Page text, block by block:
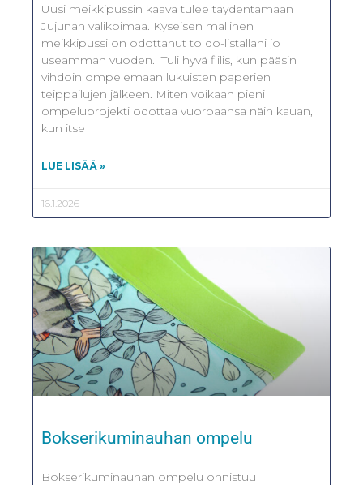
Uusi meikkipussin kaava tulee täydentämään
Jujunan valikoimaa. Kyseisen mallinen
meikkipussi on odottanut to do-listallani jo
useamman vuoden. Tuli hyvä fiilis, kun pääsin
vihdoin ompelemaan lukuisten paperien
teippailujen jälkeen. Miten voikaan pieni
ompeluprojekti odottaa vuoroaansa näin kauan,
kun itse
LUE LISÄÄ »
16.1.2026
Bokserikuminauhan ompelu
Bokserikuminauhan ompelu onnistuu